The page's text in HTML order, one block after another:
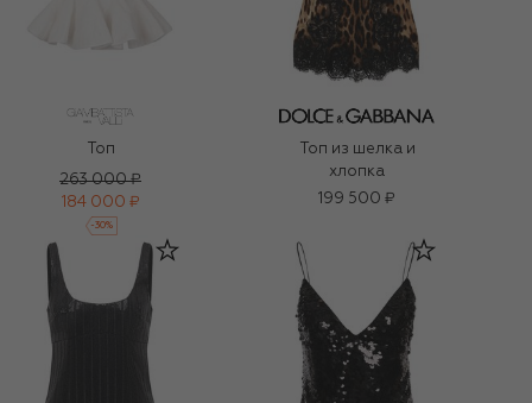
Топ
263 000 ₽
184 000 ₽
-30%
Топ из шелка и
хлопка
199 500 ₽